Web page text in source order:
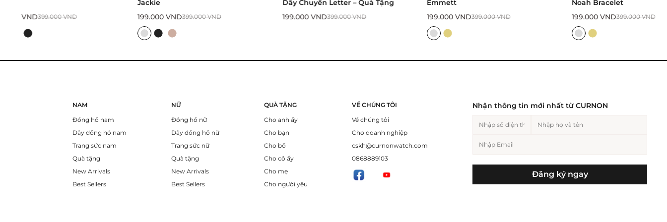
399.000
199.000VND
199.000VND399.000
Emmett
399.000
199.000VND
Noah Bracelet
399.000
199.000VND
Cleo
199.000VND
NAM
Đồng hồ nam
Dây đồng hồ nam
Trang sức nam
Quà tặng
New Arrivals
Best Sellers
NỮ
Đồng hồ nữ
Dây đồng hồ nữ
Trang sức nữ
Quà tặng
New Arrivals
Best Sellers
QUÀ TẶNG
Cho anh ấy
Cho bạn
Cho bố
Cho cô ấy
Cho mẹ
Cho người yêu
VỀ CHÚNG TÔI
Về chúng tôi
Cho doanh nghiệp
cskh@curnonwatch.com
0868889103
Nhận thông tin mới nhất từ CURNON
Đăng ký ngay